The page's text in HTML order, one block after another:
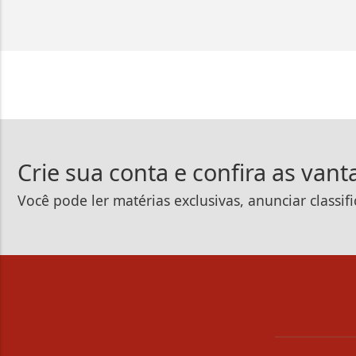
Crie sua conta e confira as
Você pode ler matérias exclusivas, anunciar